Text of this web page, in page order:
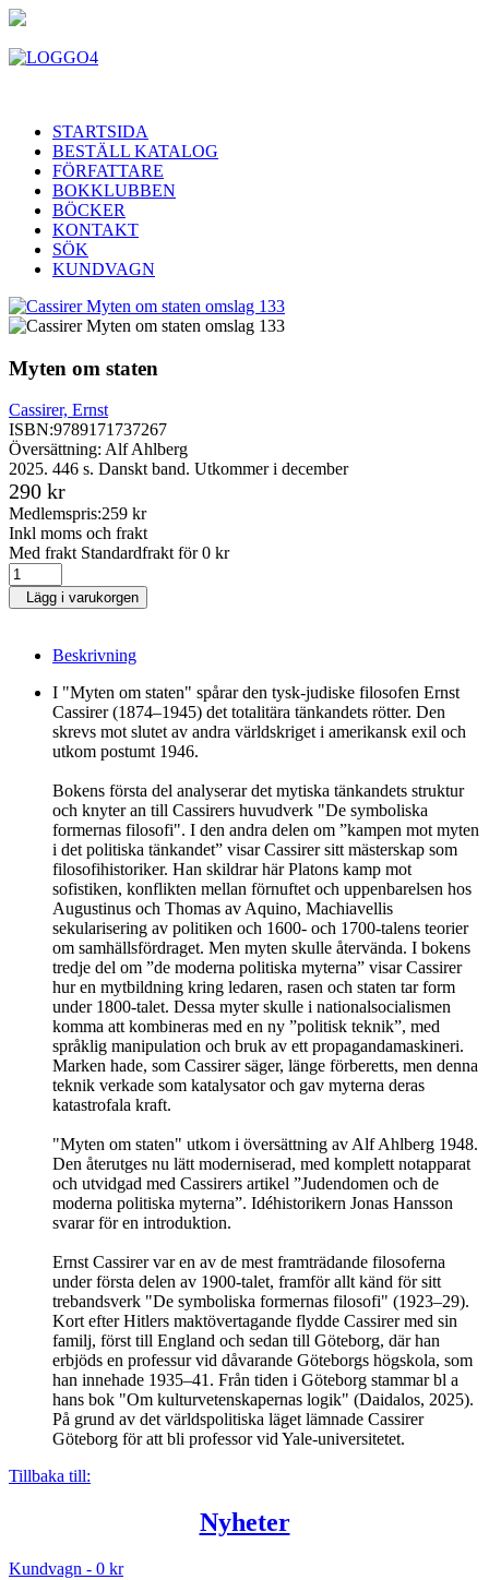
STARTSIDA
BESTÄLL KATALOG
FÖRFATTARE
BOKKLUBBEN
BÖCKER
KONTAKT
SÖK
KUNDVAGN
Myten om staten
Cassirer, Ernst
ISBN:9789171737267
Översättning: Alf Ahlberg
2025. 446 s. Danskt band. Utkommer i december
290 kr
Medlemspris:259 kr
Inkl moms och frakt
Med frakt Standardfrakt för 0 kr
Lägg i varukorgen
Beskrivning
I "Myten om staten" spårar den tysk-judiske filosofen Ernst
Cassirer (1874–1945) det totalitära tänkandets rötter. Den
skrevs mot slutet av andra världskriget i amerikansk exil och
utkom postumt 1946.
Bokens första del analyserar det mytiska tänkandets struktur
och knyter an till Cassirers huvudverk "De symboliska
formernas filosofi". I den andra delen om ”kampen mot myten
i det politiska tänkandet” visar Cassirer sitt mästerskap som
filosofihistoriker. Han skildrar här Platons kamp mot
sofistiken, konflikten mellan förnuftet och uppenbarelsen hos
Augustinus och Thomas av Aquino, Machiavellis
sekularisering av politiken och 1600- och 1700-talens teorier
om samhällsfördraget. Men myten skulle återvända. I bokens
tredje del om ”de moderna politiska myterna” visar Cassirer
hur en mytbildning kring ledaren, rasen och staten tar form
under 1800-talet. Dessa myter skulle i nationalsocialismen
komma att kombineras med en ny ”politisk teknik”, med
språklig manipulation och bruk av ett propaganda­maskineri.
Marken hade, som Cassirer säger, länge förberetts, men denna
teknik verkade som katalysator och gav myterna deras
katastrofala kraft.
"Myten om staten" utkom i översättning av Alf Ahlberg 1948.
Den återutges nu lätt moderniserad, med komplett notapparat
och utvidgad med Cassirers artikel ”Juden­domen och de
moderna politiska myterna”. Idéhistorikern Jonas Hansson
svarar för en introduktion.
Ernst Cassirer var en av de mest framträdande filosoferna
under första delen av 1900-talet, framför allt känd för sitt
trebandsverk "De symboliska formernas filosofi" (1923–29).
Kort efter Hitlers maktövertagande flydde Cassirer med sin
familj, först till England och sedan till Göteborg, där han
erbjöds en professur vid dåvarande Göteborgs högskola, som
han innehade 1935–41. Från tiden i Göteborg stammar bl a
hans bok "Om kulturvetenskapernas logik" (Daidalos, 2025).
På grund av det världspolitiska läget lämnade Cassirer
Göteborg för att bli professor vid Yale-universitetet.
Tillbaka till:
Nyheter
Kundvagn - 0 kr